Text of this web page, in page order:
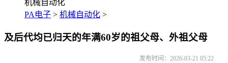
机械自动化
PA电子 > 机械自动化 >
及后代均已归天的年满60岁的祖父母、外祖父母
发布时间：2026-03-21 05:22